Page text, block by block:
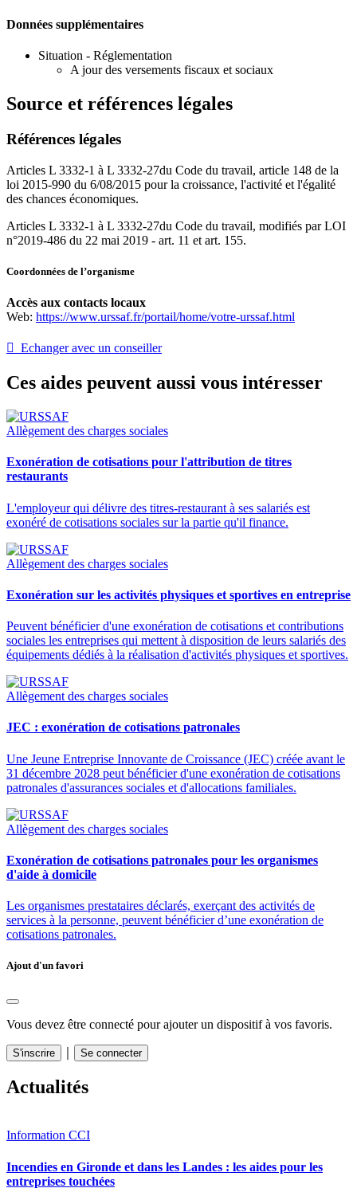
Données supplémentaires
Situation - Réglementation
A jour des versements fiscaux et sociaux
Source et références légales
Références légales
Articles L 3332-1 à L 3332-27du Code du travail, article 148 de la
loi 2015-990 du 6/08/2015 pour la croissance, l'activité et l'égalité
des chances économiques.
Articles L 3332-1 à L 3332-27du Code du travail, modifiés par LOI
n°2019-486 du 22 mai 2019 - art. 11 et art. 155.
Coordonnées de l’organisme
Accès aux contacts locaux
Web: https://www.urssaf.fr/portail/home/votre-urssaf.html
 Echanger avec un conseiller
Ces aides peuvent aussi vous intéresser
Allègement des charges sociales
Exonération de cotisations pour l'attribution de titres
restaurants
L'employeur qui délivre des titres-restaurant à ses salariés est
exonéré de cotisations sociales sur la partie qu'il finance.
Allègement des charges sociales
Exonération sur les activités physiques et sportives en entreprise
Peuvent bénéficier d'une exonération de cotisations et contributions
sociales les entreprises qui mettent à disposition de leurs salariés des
équipements dédiés à la réalisation d'activités physiques et sportives.
Allègement des charges sociales
JEC : exonération de cotisations patronales
Une Jeune Entreprise Innovante de Croissance (JEC) créée avant le
31 décembre 2028 peut bénéficier d'une exonération de cotisations
patronales d'assurances sociales et d'allocations familiales.
Allègement des charges sociales
Exonération de cotisations patronales pour les organismes
d'aide à domicile
Les organismes prestataires déclarés, exerçant des activités de
services à la personne, peuvent bénéficier d’une exonération de
cotisations patronales.
Ajout d'un favori
Vous devez être connecté pour ajouter un dispositif à vos favoris.
S'inscrire Se connecter
Actualités
Information CCI
Incendies en Gironde et dans les Landes : les aides pour les
entreprises touchées